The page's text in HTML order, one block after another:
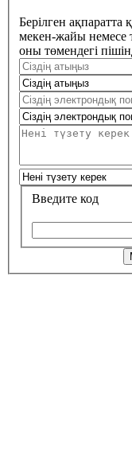
Берілген ақпаратта
мекен-жайы немесе
оны төмендегі
Введите код